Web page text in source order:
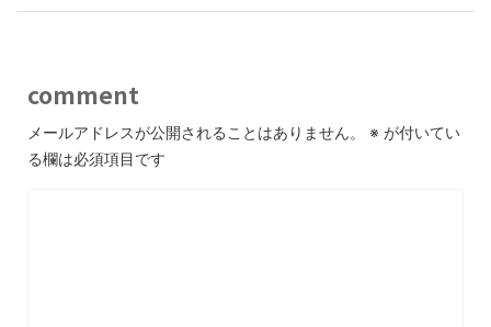
comment
メールアドレスが公開されることはありません。 ※ が付いてい
る欄は必須項目です